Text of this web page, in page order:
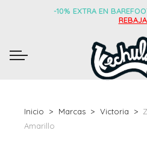
-10% EXTRA EN
Inicio Marcas Victoria
Amarillo